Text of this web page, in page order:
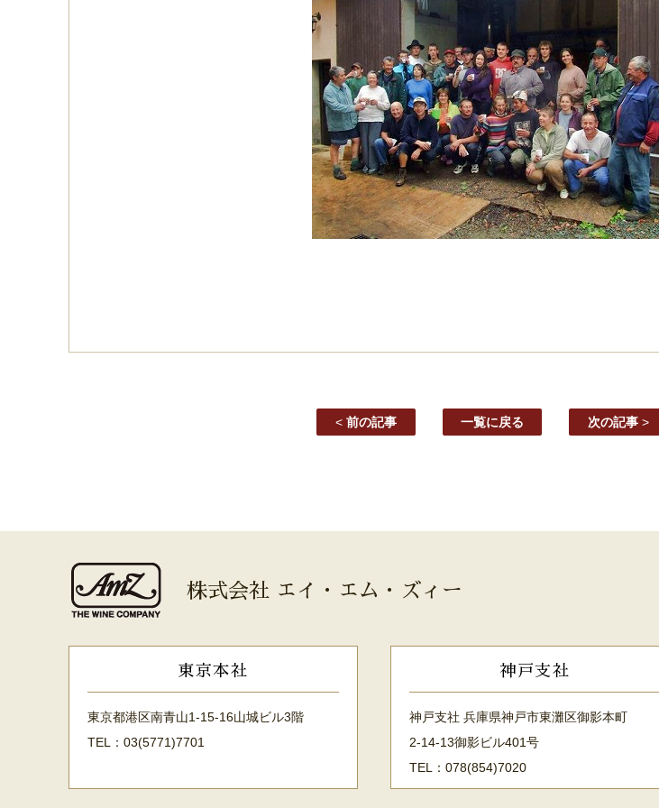
< 前の記事 一覧に戻る 次の記事 >
株式会社 エイ・エム・ズィー
東京本社
東京都港区南青山1-15-16山城ビル3階
TEL：03(5771)7701
神戸支社
神戸支社 兵庫県神戸市東灘区御影本町
2-14-13御影ビル401号
TEL：078(854)7020